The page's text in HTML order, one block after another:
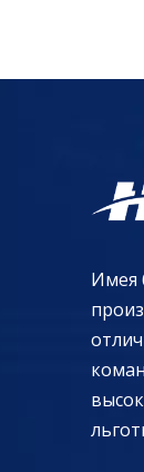
Имея